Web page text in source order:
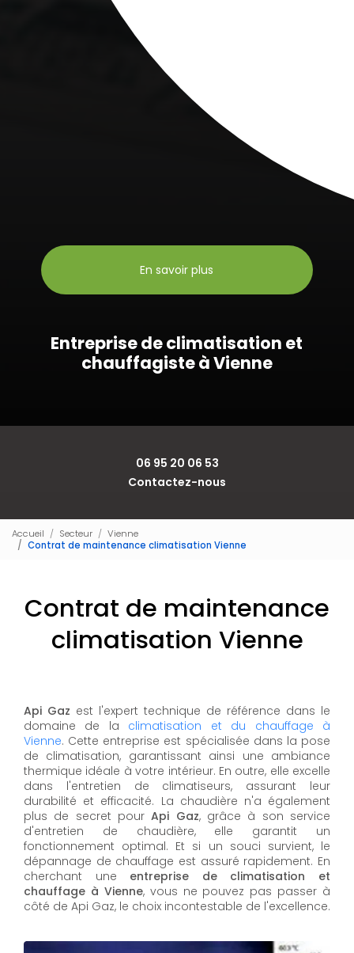
En savoir plus
Entreprise de climatisation et
chauffagiste à Vienne
06 95 20 06 53
Contactez-nous
Accueil Secteur
Vienne
Contrat de maintenance climatisation Vienne
Contrat de maintenance
climatisation Vienne
Api Gaz est l'expert technique de référence dans le
domaine de la climatisation et du chauffage à
Vienne. Cette entreprise est spécialisée dans la pose
de climatisation, garantissant ainsi une ambiance
thermique idéale à votre intérieur. En outre, elle excelle
dans l'entretien de climatiseurs, assurant leur
durabilité et efficacité. La chaudière n'a également
plus de secret pourApi Gaz, grâce à son service
d'entretien de chaudière, elle garantit un
fonctionnement optimal. Et si un souci survient, le
dépannage de chauffage est assuré rapidement. En
cherchant une entreprise de climatisation et
chauffage à Vienne, vous ne pouvez pas passer à
côté de Api Gaz, le choix incontestable de l'excellence.